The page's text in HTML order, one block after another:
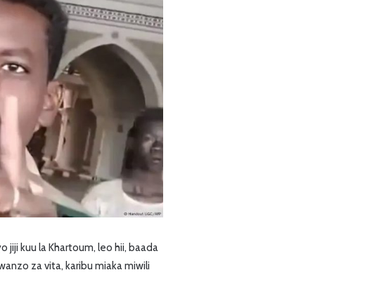
jiji kuu la Khartoum, leo hii, baada
za vita, karibu miaka miwili